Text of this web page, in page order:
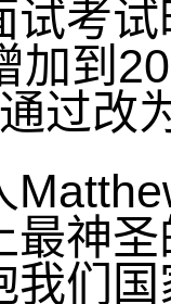
试考
加到
过改
最神
我们